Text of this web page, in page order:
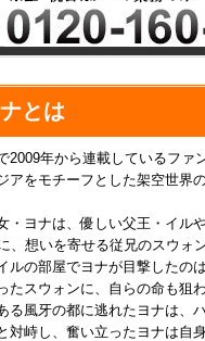
とは
2009年から連載しているファ
アをモチーフとした架空世界の
・ヨナは、優しい父王・イル
、想いを寄せる従兄のスウォ
ルの部屋でヨナが目撃したの
たスウォンに、自らの命も狙
る風牙の都に逃れたヨナは、
対峙し、奮い立ったヨナは自